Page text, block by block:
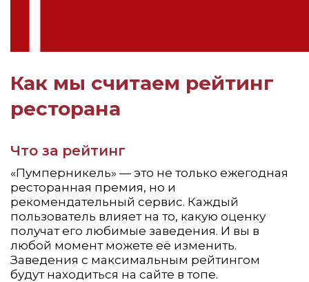
Как мы считаем рейтинг
ресторана
Что за рейтинг
«Пумперникель» — это не только ежегодная
ресторанная премия, но и
рекомендательный сервис. Каждый
пользователь влияет на то, какую оценку
получат его любимые заведения. И вы в
любой момент можете её изменить.
Заведения с максимальным рейтингом
будут находиться на сайте в топе.